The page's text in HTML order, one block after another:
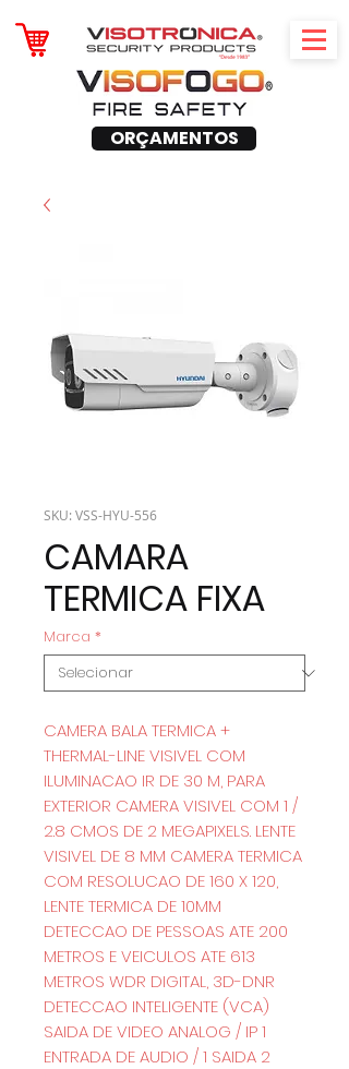
ORÇAMENTOS
SKU: VSS-HYU-556
CAMARA
TERMICA FIXA
Marca *
CAMERA BALA TERMICA +
THERMAL-LINE VISIVEL COM
ILUMINACAO IR DE 30 M, PARA
EXTERIOR CAMERA VISIVEL COM 1 /
2.8 CMOS DE 2 MEGAPIXELS. LENTE
VISIVEL DE 8 MM CAMERA TERMICA
COM RESOLUCAO DE 160 X 120,
LENTE TERMICA DE 10MM
DETECCAO DE PESSOAS ATE 200
METROS E VEICULOS ATE 613
METROS WDR DIGITAL, 3D-DNR
DETECCAO INTELIGENTE (VCA)
SAIDA DE VIDEO ANALOG / IP 1
ENTRADA DE AUDIO / 1 SAIDA 2